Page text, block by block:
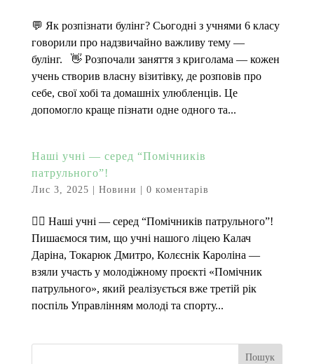
💬 Як розпізнати булінг? Сьогодні з учнями 6 класу
говорили про надзвичайно важливу тему —
булінг.⠀👋 Розпочали заняття з криголама — кожен
учень створив власну візитівку, де розповів про
себе, свої хобі та домашніх улюбленців. Це
допомогло краще пізнати одне одного та...
Наші учні — серед “Помічників
патрульного”!
Лис 3, 2025 Новини 0 коментарів
👮‍♀️ Наші учні — серед “Помічників патрульного”!
Пишаємося тим, що учні нашого ліцею Калач
Даріна, Токарюк Дмитро, Колєснік Кароліна —
взяли участь у молодіжному проєкті «Помічник
патрульного», який реалізується вже третій рік
поспіль Управлінням молоді та спорту...
Пошук